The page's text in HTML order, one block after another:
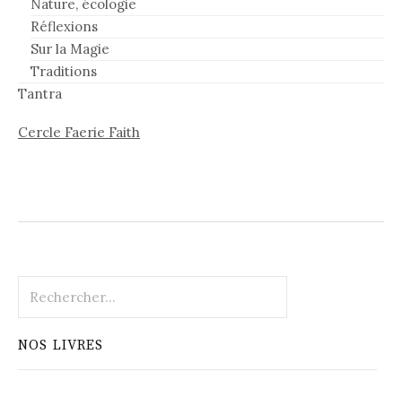
Nature, écologie
Réflexions
Sur la Magie
Traditions
Tantra
Cercle Faerie Faith
NOS LIVRES